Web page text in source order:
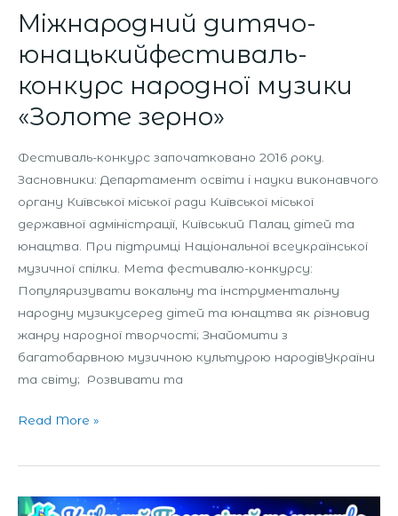
Міжнародний дитячо-
юнацькийфестиваль-
конкурс народної музики
«Золоте зерно»
Фестиваль-конкурс започатковано 2016 року.
Засновники: Департамент освіти і науки виконавчого
органу Київської міської ради Київської міської
державної адміністрації, Київський Палац дітей та
юнацтва. При підтримці Національної всеукраїнської
музичної спілки. Мета фестивалю-конкурсу:
Популяризувати вокальну та інструментальну
народну музикусеред дітей та юнацтва як різновид
жанру народної творчості; Знайомити з
багатобарвною музичною культурою народівУкраїни
та світу; Розвивати та
зерно»
Read More »
Фестиваль